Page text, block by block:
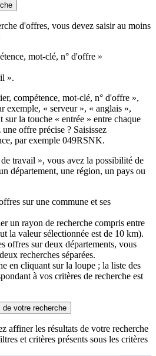
d'offres, vous devez saisir au moins
mot-clé, n° d'offre »
».
compétence, mot-clé, n° d'offre »,
exemple, « serveur », « anglais »,
sur la touche « entrée » entre chaque
offre précise ? Saisissez
par exemple 049RSNK.
travail », vous avez la possibilité de
département, une région, un pays ou
sur une commune et ses
un rayon de recherche compris entre
la valeur sélectionnée est de 10 km).
offres sur deux départements, vous
recherches séparées.
en cliquant sur la loupe ; la liste des
à vos critères de recherche est
votre recherche
affiner les résultats de votre recherche
et critères présents sous les critères